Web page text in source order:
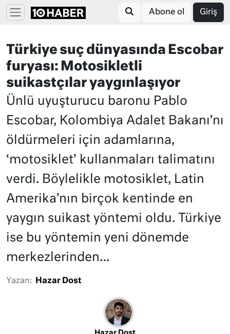
Abone ol Giriş
Türkiye suç dünyasında Escobar
furyası: Motosikletli
suikastçılar yaygınlaşıyor
Ünlü uyuşturucu baronu Pablo
Escobar, Kolombiya Adalet Bakanı’nı
öldürmeleri için adamlarına,
‘motosiklet’ kullanmaları talimatını
verdi. Böylelikle motosiklet, Latin
Amerika’nın birçok kentinde en
yaygın suikast yöntemi oldu. Türkiye
ise bu yöntemin yeni dönemde
merkezlerinden…
Yazan: Hazar Dost